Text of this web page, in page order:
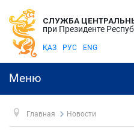
СЛУЖБА
при Президенте
ҚАЗ РУС ENG
Меню
Главная Новости